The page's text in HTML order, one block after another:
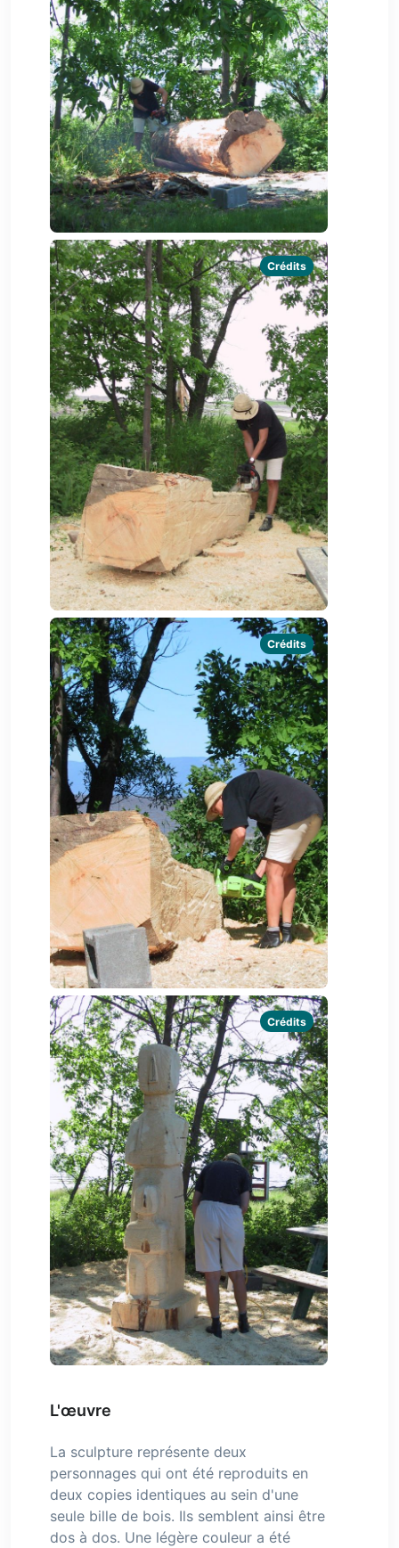
Crédits
Crédits
Crédits
L'œuvre
La sculpture représente deux
personnages qui ont été reproduits en
deux copies identiques au sein d'une
seule bille de bois. Ils semblent ainsi être
dos à dos. Une légère couleur a été